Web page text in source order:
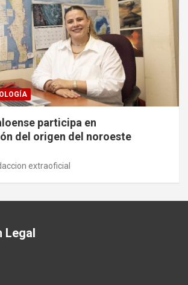
participa en
del origen del noroeste
extraoficial
Legal